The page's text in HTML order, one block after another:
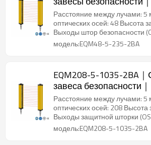
Расстояние между лучами: 5
оптических осей: 48 Высота
Выходы штор безопасности
модель:EQM48-5-235-2BA
EQM208-5-1035-2BA
завеса безопасности
Расстояние между лучами: 5
оптических осей: 208
Выходы защитной шторки
модель:EQM208-5-1035-2BA